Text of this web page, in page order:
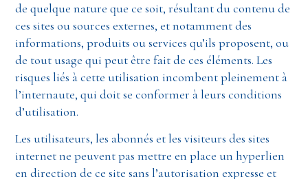
de quelque nature que ce soit, résultant du contenu de
ces sites ou sources externes, et notamment des
informations, produits ou services qu’ils proposent, ou
de tout usage qui peut être fait de ces éléments. Les
risques liés à cette utilisation incombent pleinement à
l’internaute, qui doit se conformer à leurs conditions
d’utilisation.
Les utilisateurs, les abonnés et les visiteurs des sites
internet ne peuvent pas mettre en place un hyperlien
en direction de ce site sans l’autorisation expresse et